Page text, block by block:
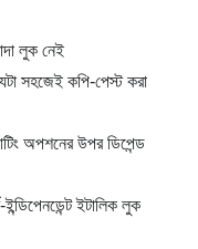
লুক নেই
সহজেই কপি‑পেস্ট করা
অপশনের উপর ডিপেন্ড
ইটালিক লুক